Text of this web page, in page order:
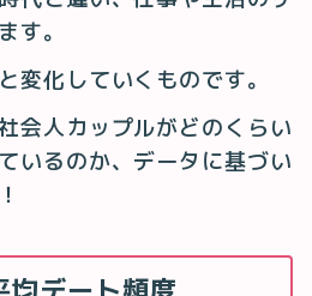
す。
変化していくものです。
会人カップルがどのくらい
いるのか、データに基づい